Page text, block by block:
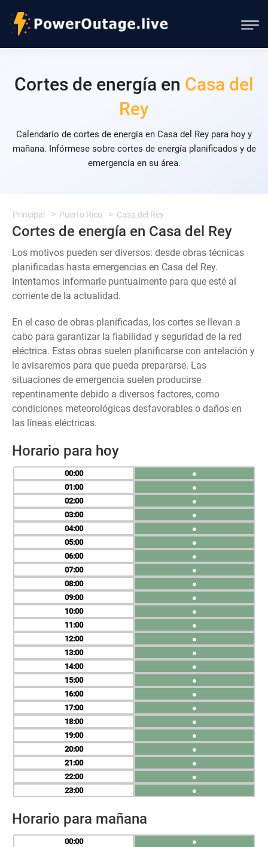
Cortes de energía en Casa del
Rey
Calendario de cortes de energía en Casa del Rey para hoy y
mañana. Infórmese sobre cortes de energía planificados y de
emergencia en su área.
Principal Puerto Rico Casa del Rey
Cortes de energía en Casa del Rey
Los motivos pueden ser diversos: desde obras técnicas
planificadas hasta emergencias en Casa del Rey.
Intentamos informarle puntualmente para que esté al
corriente de la actualidad.
En el caso de obras planificadas, los cortes se llevan a
cabo para garantizar la fiabilidad y seguridad de la red
eléctrica. Estas obras suelen planificarse con antelación y
le avisaremos para que pueda prepararse. Las
situaciones de emergencia suelen producirse
repentinamente debido a diversos factores, como
condiciones meteorológicas desfavorables o daños en
las líneas eléctricas.
Horario para hoy
00
01
02
03
04
05
06
07
08
09
10
11
12
13
14
15
16
17
18
19
20
21
22
23
●
●
●
●
●
●
●
●
●
●
●
●
●
●
●
●
●
●
●
●
●
●
●
●
Horario para mañana
00
●